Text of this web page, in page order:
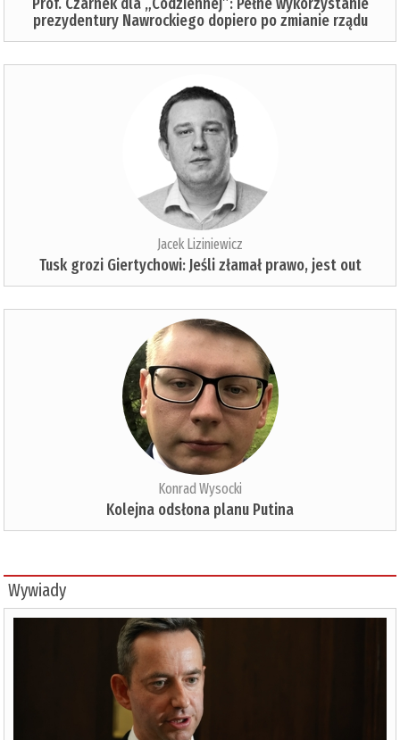
prezydentury Nawrockiego dopiero po zmianie rządu
Jacek Liziniewicz
Tusk grozi Giertychowi: Jeśli złamał prawo, jest out
Konrad Wysocki
Kolejna odsłona planu Putina
Wywiady